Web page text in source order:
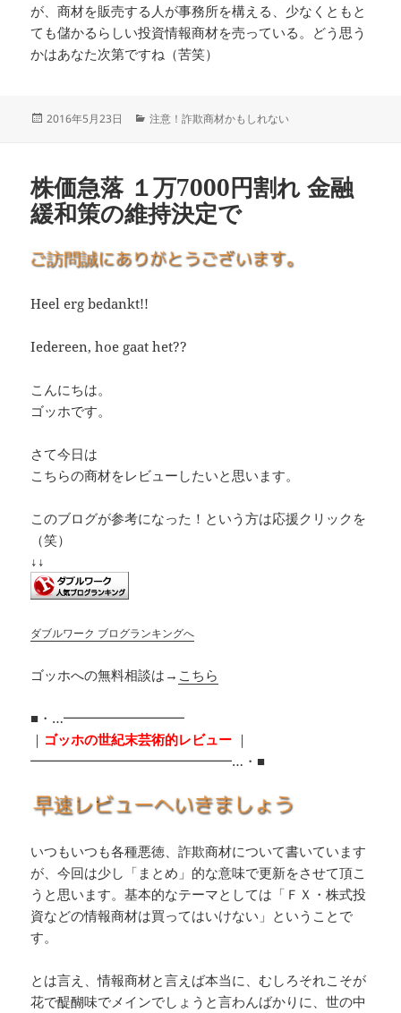
が、商材を販売する人が事務所を構える、少なくともと
ても儲かるらしい投資情報商材を売っている。どう思う
かはあなた次第ですね（苦笑）
投
2016年5月23日
カ
ー
注意！詐欺商材かもしれない
株価急落 １万7000円割れ 金融
緩和策の維持決定で
Heel erg bedankt!!
Iedereen, hoe gaat het??
こんにちは。
ゴッホです。
さて今日は
こちらの商材をレビューしたいと思います。
このブログが参考になった！という方は応援クリックを
（笑）
↓↓
ダブルワーク ブログランキングへ
ゴッホへの無料相談は→ こちら
■・…━━━━━━━━━
｜ ゴッホの世紀末芸術的レビュー ｜
━━━━━━━━━━━━━━━…・■
いつもいつも各種悪徳、詐欺商材について書いています
が、今回は少し「まとめ」的な意味で更新をさせて頂こ
うと思います。基本的なテーマとしては「ＦＸ・株式投
資などの情報商材は買ってはいけない」ということで
す。
とは言え、情報商材と言えば本当に、むしろそれこそが
花で醍醐味でメインでしょうと言わんばかりに、世の中